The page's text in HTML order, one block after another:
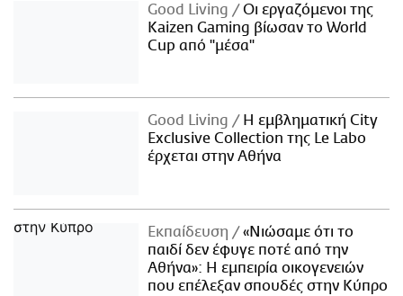
Good Living
Οι εργαζόμενοι της
Kaizen Gaming βίωσαν το World
Cup από "μέσα"
Good Living
Η εμβληματική City
Exclusive Collection της Le Labo
έρχεται στην Αθήνα
Εκπαίδευση
«Νιώσαμε ότι το
παιδί δεν έφυγε ποτέ από την
Αθήνα»: Η εμπειρία οικογενειών
που επέλεξαν σπουδές στην Κύπρο